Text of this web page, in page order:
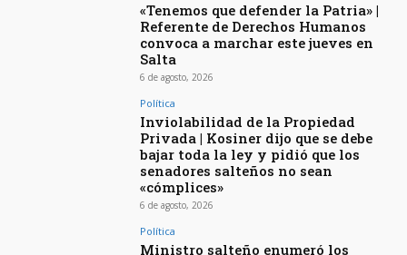
«Tenemos que defender la Patria» |
Referente de Derechos Humanos
convoca a marchar este jueves en
Salta
6 de agosto, 2026
Política
Inviolabilidad de la Propiedad
Privada | Kosiner dijo que se debe
bajar toda la ley y pidió que los
senadores salteños no sean
«cómplices»
6 de agosto, 2026
Política
Ministro salteño enumeró los